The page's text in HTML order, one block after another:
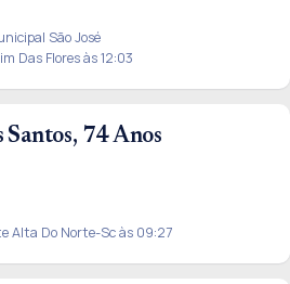
São José
Das Flores às 12:03
74 Anos
Alta Do Norte-Sc às 09:27